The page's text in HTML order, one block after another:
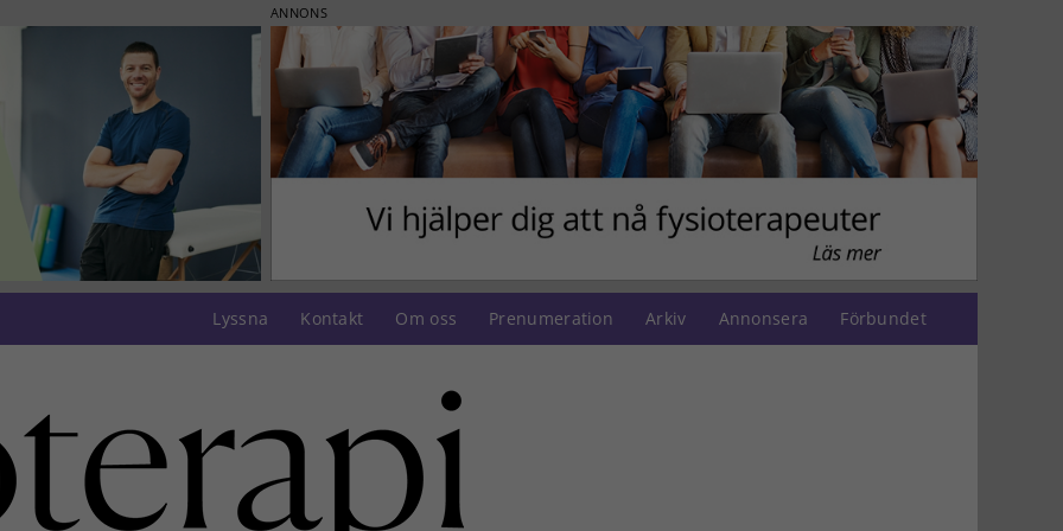
ANNONS
Lyssna Kontakt Om oss Prenumeration Arkiv Annonsera Förbundet